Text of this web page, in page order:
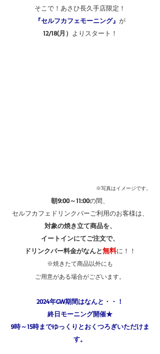
そこで！あさひ長久手店限定！
『セルフカフェモーニング』 が
12/18(月） よりスタート！
※写真はイメージです。
朝9:00～11:00の間、
セルフカフェドリンクバーご利用のお客様は、
対象の焼き立て商品を、
イートインにてご注文で、
ドリンクバー料金がなんと無料に！！
※焼きたて商品以外にも
ご用意がある場合がございます。
2024年GW期間はなんと・・！
終日モーニング開催★
9時～15時までゆっくりとおくつろぎいただけま
す。